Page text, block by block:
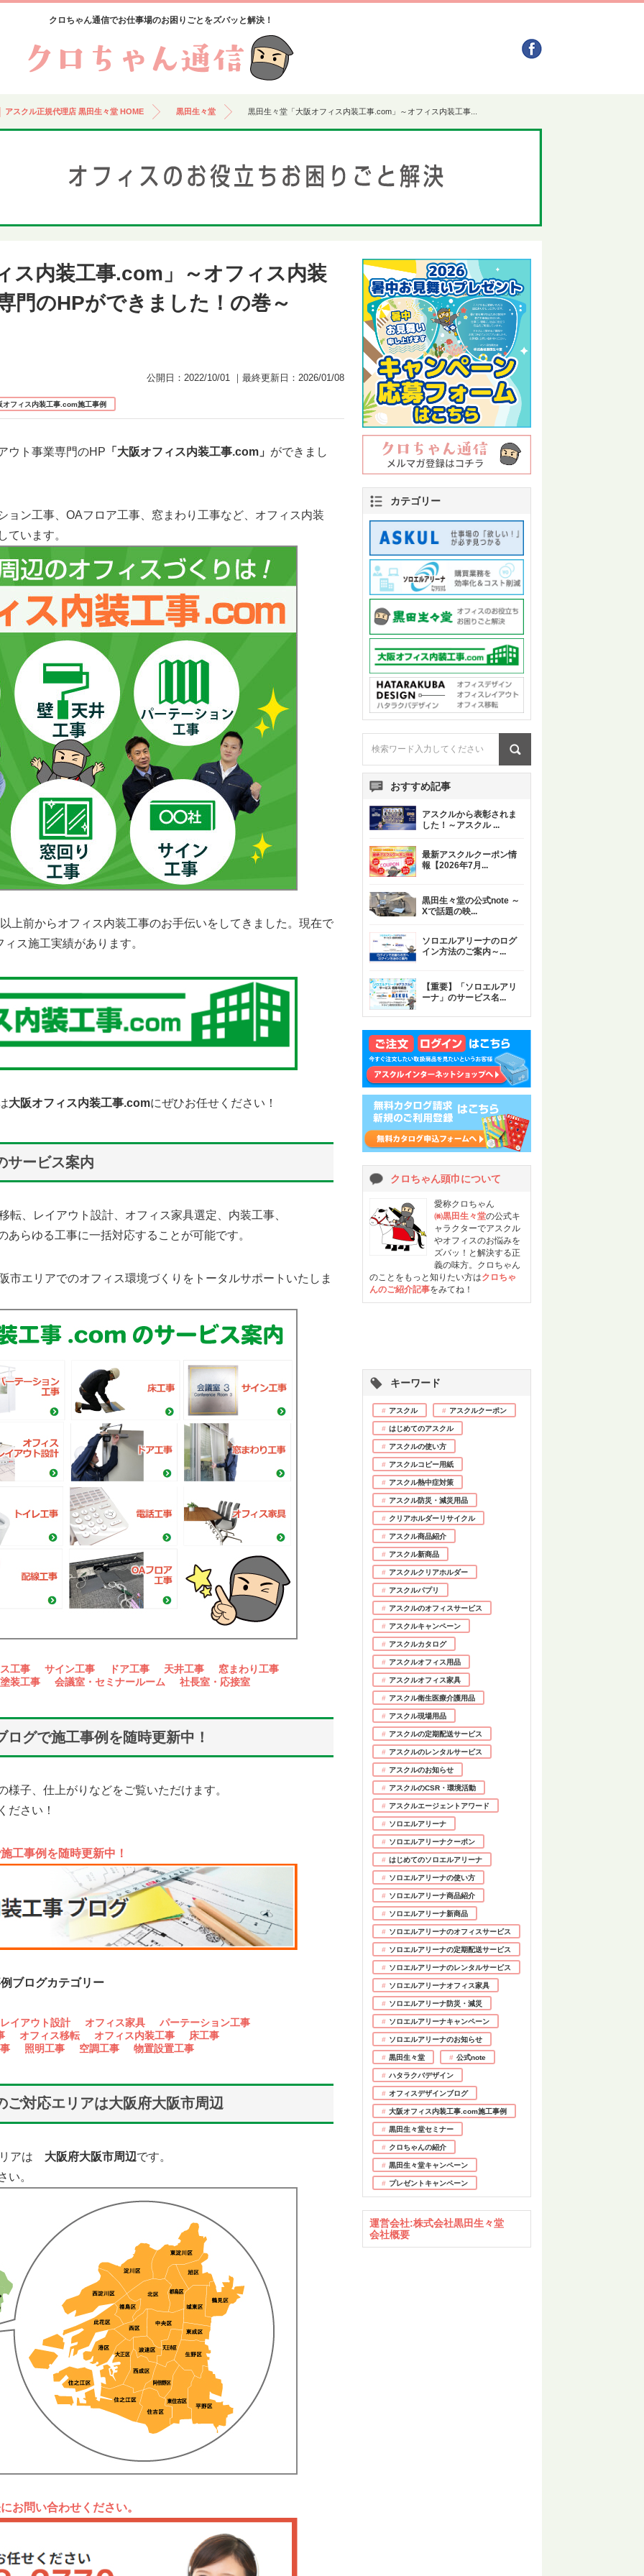
クロちゃん通信でお仕事場のお困りごとをズバッと解決！
アスクル正規代理店 黒田生々堂 HOME 黒田生々堂 黒田生々堂「大阪オフィス内装工事.com」～オフィス内装工事
ス内装工事.com」～オフィス内装
門のHPができました！の巻～
公開日： 2022/10/01 ｜最終更新日： 2026/01/08
オフィス内装工事.com施工事例
ウト事業専門のHP 「大阪オフィス内装工事.com」 ができまし
ョン工事、OAフロア工事、窓まわり工事など、オフィス内装
ています。
上前からオフィス内装工事のお手伝いをしてきました。現在で
ィス施工実績があります。
大阪オフィス内装工事.comにぜひお任せください！
サービス案内
転、レイアウト設計、オフィス家具選定、内装工事、
らゆる工事に一括対応することが可能です。
市エリアでのオフィス環境づくりをトータルサポートいたしま
工事 サイン工事 ドア工事 天井工事
窓まわり工事
塗装工事
会議室・セミナールーム 社長室・応接室
グで施工事例を随時更新中！
子、仕上がりなどをご覧いただけます。
ださい！
工事例を随時更新中！
ブログカテゴリー
イアウト設計 オフィス家具
パーテーション工事
オフィス移転 オフィス内装工事
床工事
照明工事 空調工事 物置設置工事
対応エリアは大阪府大阪市周辺
リアは 大阪府大阪市周辺です。
い。
問い合わせください。
カテゴリー
おすすめ記事
アスクルから表彰されま
した！～アスクル...
最新アスクルクーポン情
報【2026年7月...
黒田生々堂の公式note ～
Xで話題の映...
ソロエルアリーナのログ
イン方法のご案内～...
【重要】「ソロエルアリ
ーナ」のサービス名...
クロちゃん頭巾について
愛称クロちゃん
㈱黒田生々堂の公式キ
ャラクターでアスクル
やオフィスのお悩みを
ズバッ！と解決する正
義の味方。クロちゃん
のことをもっと知りたい方はクロちゃ
んのご紹介記事をみてね！
キーワード
アスクル アスクルクーポン
はじめてのアスクル
アスクルの使い方
アスクルコピー用紙
アスクル熱中症対策
アスクル防災・減災用品
クリアホルダーリサイクル
アスクル商品紹介
アスクル新商品
アスクルクリアホルダー
アスクルパプリ
アスクルのオフィスサービス
アスクルキャンペーン
アスクルカタログ
アスクルオフィス用品
アスクルオフィス家具
アスクル衛生医療介護用品
アスクル現場用品
アスクルの定期配送サービス
アスクルのレンタルサービス
アスクルのお知らせ
アスクルのCSR・環境活動
アスクルエージェントアワード
ソロエルアリーナ
ソロエルアリーナクーポン
はじめてのソロエルアリーナ
ソロエルアリーナの使い方
ソロエルアリーナ商品紹介
ソロエルアリーナ新商品
ソロエルアリーナのオフィスサービス
ソロエルアリーナの定期配送サービス
ソロエルアリーナのレンタルサービス
ソロエルアリーナオフィス家具
ソロエルアリーナ防災・減災
ソロエルアリーナキャンペーン
ソロエルアリーナのお知らせ
黒田生々堂 公式note
ハタラクバデザイン
オフィスデザインブログ
大阪オフィス内装工事.com施工事例
黒田生々堂セミナー
クロちゃんの紹介
黒田生々堂キャンペーン
プレゼントキャンペーン
運営会社:株式会社黒田生々堂
会社概要